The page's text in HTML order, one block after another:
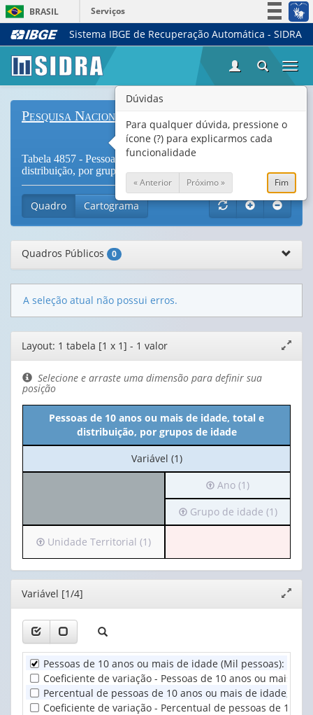
BRASIL
Serviços
Simplifique!
Acesso à informação
Canais
Sistema IBGE de Recuperação Automática - SIDRA
Pesquisa Nacional por Amostra de Domicílios
Tabela 4857 - Pessoas de 10 anos ou mais de idade, total e
distribuição, por grupos de idade
Quadro Cartograma
Quadros Públicos 0
A seleção atual não possui erros.
Editor
de
layout
janela
Layout: 1 tabela [1 x 1] - 1 valor
Selecione e arraste uma dimensão para definir sua
posição
Pessoas de 10 anos ou mais de idade, total e
distribuição, por grupos de idade
No
cabeçalho:
Variável (1)
Irá
para
o
cabeçalho
1
valor):
Ano
Ano (1)
Irá
para
(possui
apenas
valor):
de
idade
(1)
Grupo de idade (1)
Irá
para
o
cabeçalho
(possui
apenas
1
valor):
Unidade
Territorial
(1)
Unidade Territorial (1)
Editor
janela
Variável [1/4]
Pessoas de 10 anos ou mais de idade (Mil pessoas):
Coeficiente de variação - Pessoas de 10 anos ou mais de
Percentual de pessoas de 10 anos ou mais de idade,
Coeficiente de variação - Percentual de pessoas de 10
Dúvidas
Para qualquer dúvida, pressione o
ícone (?) para explicarmos cada
funcionalidade
« Anterior Próximo » Fim